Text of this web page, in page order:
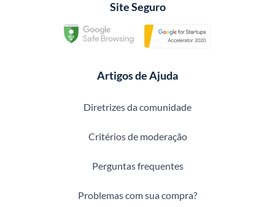
Site Seguro
Artigos de Ajuda
Diretrizes da comunidade
Critérios de moderação
Perguntas frequentes
Problemas com sua compra?